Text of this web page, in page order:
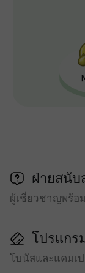
ฝ่ายสนั
ผู้เชี่ยวชาญพร้อ
โปรแกร
โบนัสและแคมเ